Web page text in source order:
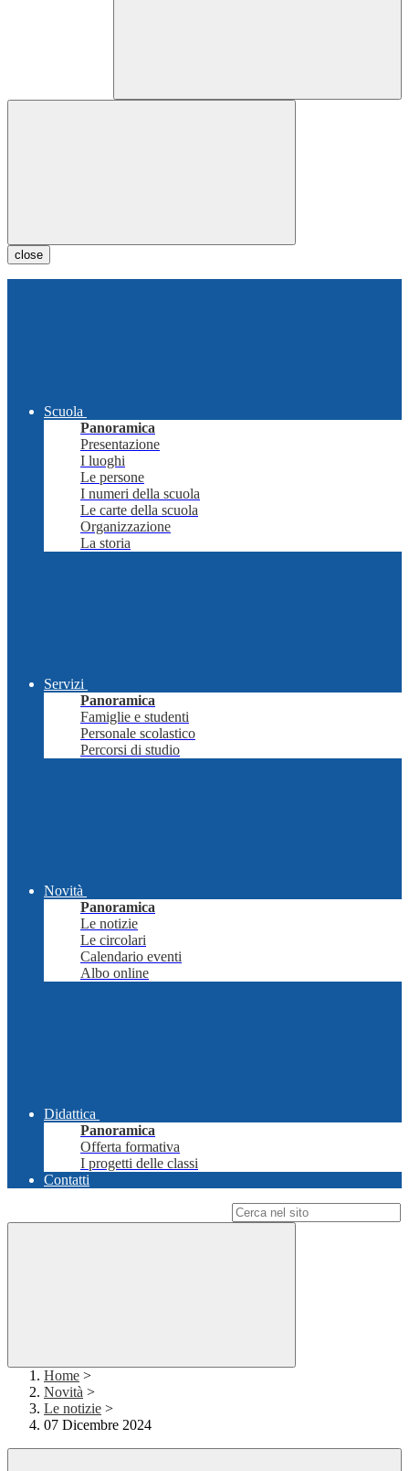
close
Scuola
Panoramica
Presentazione
I luoghi
Le persone
I numeri della scuola
Le carte della scuola
Organizzazione
La storia
Servizi
Panoramica
Famiglie e studenti
Personale scolastico
Percorsi di studio
Novità
Panoramica
Le notizie
Le circolari
Calendario eventi
Albo online
Didattica
Panoramica
Offerta formativa
I progetti delle classi
Contatti
Home >
Novità >
Le notizie >
07 Dicembre 2024